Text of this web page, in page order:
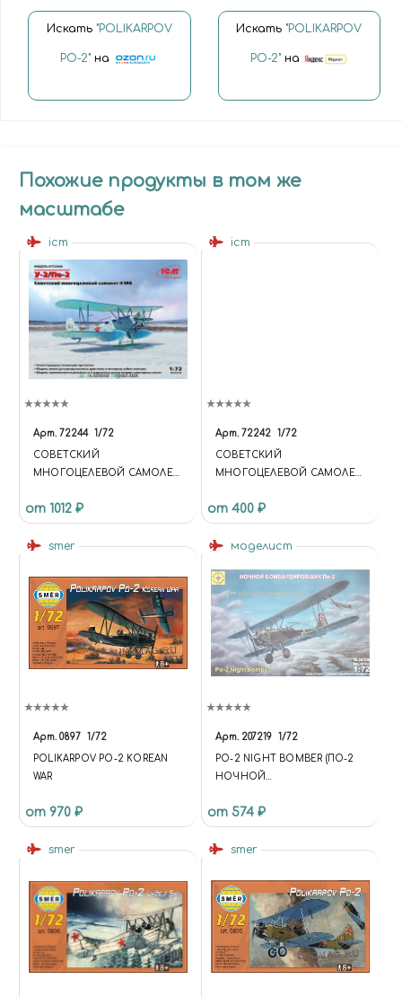
Искать "POLIKARPOV
PO-2" на
Искать "POLIKARPOV
PO-2"на
Похожие продукты в том же
масштабе
icm
Арт. 72244 1/72
СОВЕТСКИЙ
МНОГОЦЕЛЕВОЙ САМОЛЕТ
от 1012 ₽
icm
Арт. 72242 1/72
СОВЕТСКИЙ
МНОГОЦЕЛЕВОЙ САМОЛЕТ
от 400 ₽
smer
Арт. 0897 1/72
POLIKARPOV PO-2 KOREAN
WAR
от 970 ₽
моделист
Арт. 207219 1/72
PO-2 NIGHT BOMBER (ПО-2
НОЧНОЙ
от 574 ₽
smer smer